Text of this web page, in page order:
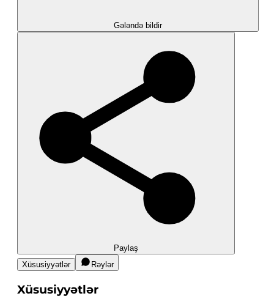
Gələndə bildir
Paylaş
Xüsusiyyətlər
Rəylər
Xüsusiyyətlər